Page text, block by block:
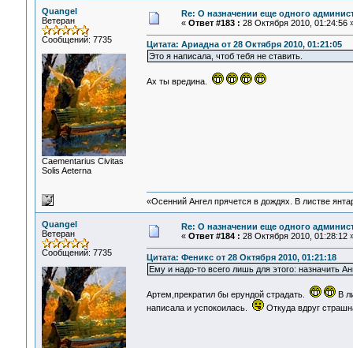
Quangel
Ветеран
Сообщений: 7735
Сaementarius Civitas
Solis Aeterna
Re: О назначении еще одного
« Ответ #183 : 28 Октября 2010, 01:24:56
Цитата: Ариадна от 28 Октября 2010, 01:21:05
Это я написала, чтоб тебя не ставить.
Ах ты вредина.
«Осенний Ангел прячется в дождях. В листве
Quangel
Ветеран
Сообщений: 7735
Re: О назначении еще одного
« Ответ #184 : 28 Октября 2010, 01:28:12
Цитата: Феникс от 28 Октября 2010, 01:21:18
Ему и надо-то всего лишь для этого: назначить
Артем,прекратил бы ерундой страдать.
В
написала и успокоилась.
Откуда вдруг